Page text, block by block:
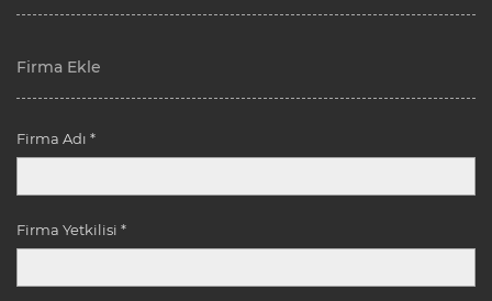
Firma Ekle
Firma Adı *
Firma Yetkilisi *